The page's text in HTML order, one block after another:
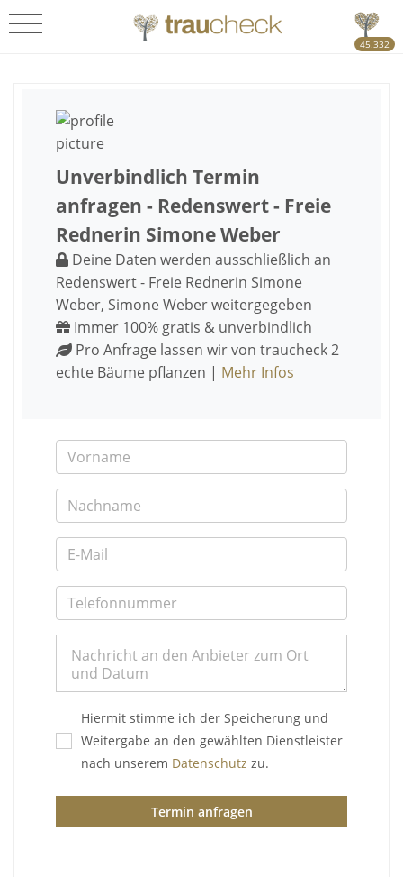
45.332
Unverbindlich Termin
anfragen - Redenswert - Freie
Rednerin Simone Weber
Deine Daten werden ausschließlich an
Redenswert - Freie Rednerin Simone
Weber, Simone Weber weitergegeben
Immer 100% gratis & unverbindlich
Pro Anfrage lassen wir von traucheck 2
echte Bäume pflanzen | Mehr Infos
Hiermit stimme ich der Speicherung und
Weitergabe an den gewählten Dienstleister
nach unserem Datenschutz zu.
Termin anfragen